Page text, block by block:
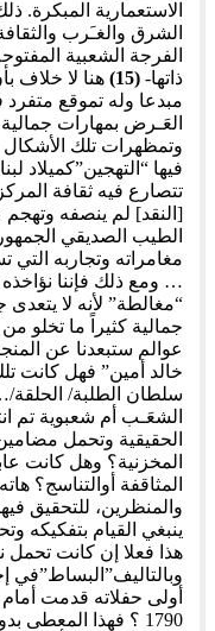
الاستعمارية المبكرة.
الشرق والغـَرب
الفرجة الشعبية
ذاتها- (15)
هنا لا خلاف
مبدعا وله تموقع
العَـرض بمهارات
وتمظهرات تلك
فيها “التهجين”كميلاد
تتصارع فيه ثقافة
[النقد] لم ينصفه
الطيب الصديقي
مغامراته وتجاربه التي
… ومع ذلك فإننا
“مغالطة” لأنه لا يتعدى
جمالية كثيراً ما تخلو
عوالم ستبعدنا عن
خالد أمين” فهل كانت
سلطان الطلبة/ الحلقة/
الشعَـب أم شعبوية تم
الحقيقية وتحمل
المخزنية؟ وهل كانت
المثاقفة أوالتناسج؟
والمنظرين، للتحقيق
ينبغي القيام بتفكيكه
هذا فعلا إن كانت
وبالتاليف”البساط”في
1790 ؟ فهذا